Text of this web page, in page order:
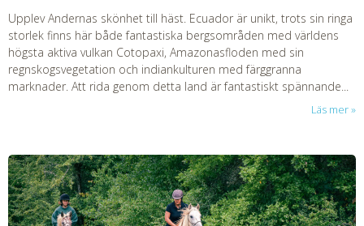
Upplev Andernas skönhet till häst. Ecuador är unikt, trots sin ringa
storlek finns här både fantastiska bergsområden med världens
högsta aktiva vulkan Cotopaxi, Amazonasfloden med sin
regnskogsvegetation och indiankulturen med färggranna
marknader. Att rida genom detta land är fantastiskt spännande...
Läs mer